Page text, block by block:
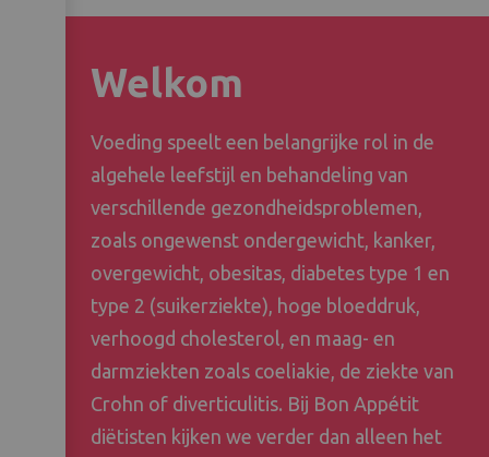
Welkom
Voeding speelt een belangrijke rol in de
algehele leefstijl en behandeling van
verschillende gezondheidsproblemen,
zoals ongewenst ondergewicht, kanker,
overgewicht, obesitas, diabetes type 1 en
type 2 (suikerziekte), hoge bloeddruk,
verhoogd cholesterol, en maag- en
darmziekten zoals coeliakie, de ziekte van
Crohn of diverticulitis. Bij Bon Appétit
diëtisten kijken we verder dan alleen het